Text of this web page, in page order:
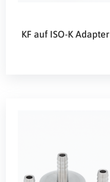
KF auf ISO-K Adapter